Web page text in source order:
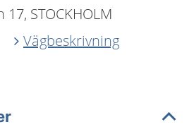
STOCKHOLM
Vägbeskrivning